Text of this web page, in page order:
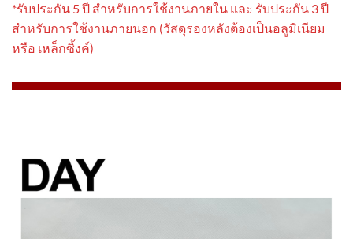
*รับประกัน 5 ปี สําหรับการใช้งานภายใน และ รับประกัน 3 ปี
สําหรับการใช้งานภายนอก (วัสดุรองหลังต้องเป็นอลูมิเนียม
หรือ เหล็กซิ้งค์)